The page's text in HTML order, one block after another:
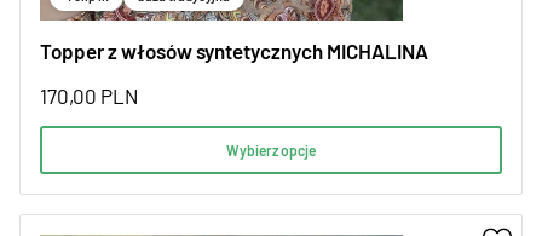
Topper z włosów syntetycznych MICHALINA
170,00 PLN
Wybierz opcje